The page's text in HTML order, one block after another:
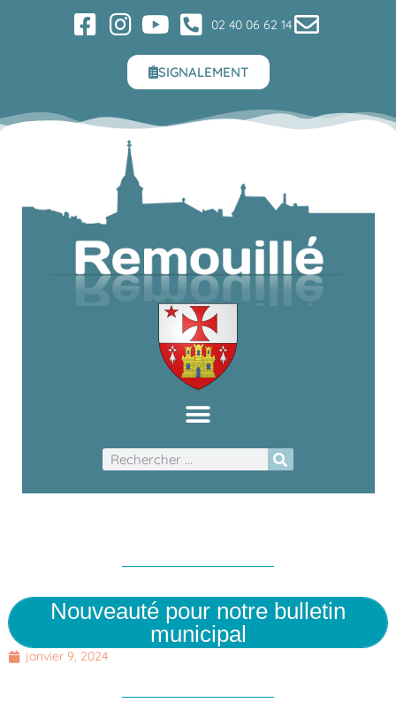
02 40 06 62 14
SIGNALEMENT
Nouveauté pour notre bulletin
municipal
janvier 9, 2024